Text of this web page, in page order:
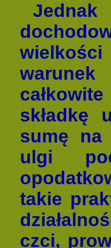
Jednak
składkę
sumę na
ulgi
takie
czci,